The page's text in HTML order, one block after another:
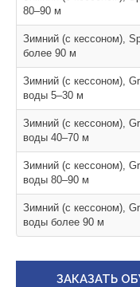
80–90 м
Зимний (с кессоном),
более 90 м
Зимний (с кессоном),
воды 5–30 м
Зимний (с кессоном),
воды 40–70 м
Зимний (с кессоном),
воды 80–90 м
Зимний (с кессоном),
воды более 90 м
ЗАКАЗАТЬ